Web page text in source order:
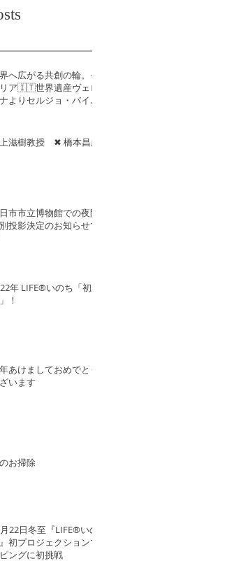
へ広がる共創の輪。イ
ア🇮🇹世界遺産ヴェロ
よりセルジョ・バイエ
井上滋樹教授 ✖︎ 橋本昌彦
市市立博物館での夜間
投影決定のお知らせで
年 LIFE®︎いのち「初上
！
あけましておめでとう
います
お掃除
22日冬至『LIFE®︎いの
初プロジェクションマ
ングに初挑戦